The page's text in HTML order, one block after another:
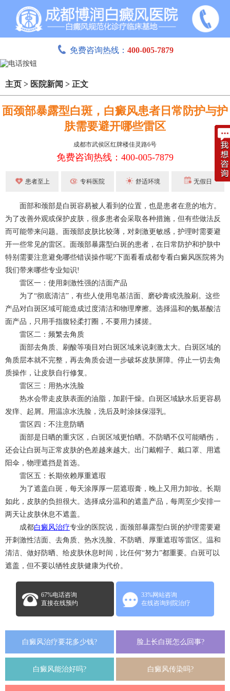
免费咨询热线： 400-005-7879
主页 > 医院新闻 > 正文
面颈部暴露型白斑，白癜风患者日常防护与护
肤需要避开哪些雷区
成都市武侯区红牌楼佳灵路6号
免费咨询热线：400-005-7879
患者至上 专科医院 舒适环境 无假日
面部和颈部是白斑容易被人看到的位置，也是患者在意的地方。
为了改善外观或保护皮肤，很多患者会采取各种措施，但有些做法反
而可能带来问题。面颈部皮肤比较薄，对刺激更敏感，护理时需要避
开一些常见的雷区。面颈部暴露型白斑的患者，在日常防护和护肤中
特别需要注意避免哪些错误操作呢?下面看看成都专看白癜风医院将为
我们带来哪些专业知识!
雷区一：使用刺激性强的洁面产品
为了“彻底清洁”，有些人使用皂基洁面、磨砂膏或洗脸刷。这些
产品对白斑区域可能造成过度清洁和物理摩擦。选择温和的氨基酸洁
面产品，只用手指腹轻柔打圈，不要用力揉搓。
雷区二：频繁去角质
面部去角质、刷酸等项目对白斑区域来说刺激太大。白斑区域的
角质层本就不完整，再去角质会进一步破坏皮肤屏障。停止一切去角
质操作，让皮肤自行修复。
雷区三：用热水洗脸
热水会带走皮肤表面的油脂，加剧干燥。白斑区域缺水后更容易
发痒、起屑。用温凉水洗脸，洗后及时涂抹保湿乳。
雷区四：不注意防晒
面部是日晒的重灾区，白斑区域更怕晒。不防晒不仅可能晒伤，
还会让白斑与正常皮肤的色差越来越大。出门戴帽子、戴口罩、用遮
阳伞，物理遮挡是首选。
雷区五：长期依赖厚重遮瑕
为了遮盖白斑，每天涂厚厚一层遮瑕膏，晚上又用力卸妆。长期
如此，皮肤的负担很大。选择成分温和的遮盖产品，每周至少安排一
两天让皮肤休息不遮盖。
成都白癜风治疗专业的医院说，面颈部暴露型白斑的护理需要避
开刺激性洁面、去角质、热水洗脸、不防晒、厚重遮瑕等雷区。温和
清洁、做好防晒、给皮肤休息时间，比任何“努力”都重要。白斑可以
遮盖，但不要以牺牲皮肤健康为代价。
67%电话咨询
直接在线预约
33%网站咨询
在线咨询到院治疗
白癜风治疗要花多少钱? 脸上长白斑怎么回事?
白癜风能治好吗? 白癜风传染吗?